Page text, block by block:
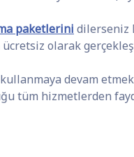
paketlerini dilerseniz
olarak
devam
tüm hizmetlerden